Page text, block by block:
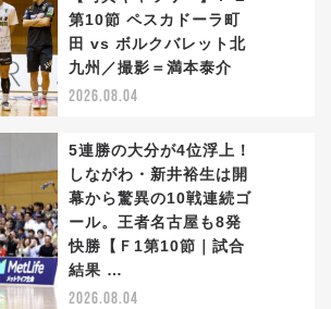
第10節 ペスカドーラ町
田 vs ボルクバレット北
九州／撮影＝満本泰介
2026.08.04
5連勝の大分が4位浮上！
しながわ・新井裕生は開
幕から驚異の10戦連続ゴ
ール。王者名古屋も8発
快勝【Ｆ1第10節｜試合
結果 …
2026.08.04